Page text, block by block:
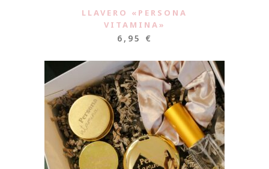
LLAVERO «PERSONA
VITAMINA»
6,95 €